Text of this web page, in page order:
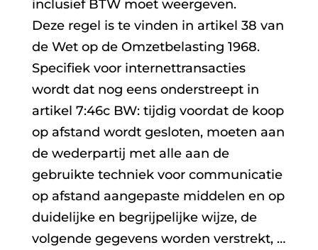
inclusief BTW moet weergeven.
Deze regel is te vinden in artikel 38 van
de Wet op de Omzetbelasting 1968.
Specifiek voor internettransacties
wordt dat nog eens onderstreept in
artikel 7:46c BW: tijdig voordat de koop
op afstand wordt gesloten, moeten aan
de wederpartij met alle aan de
gebruikte techniek voor communicatie
op afstand aangepaste middelen en op
duidelijke en begrijpelijke wijze, de
volgende gegevens worden verstrekt, …